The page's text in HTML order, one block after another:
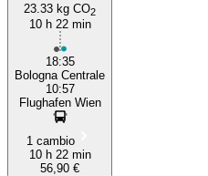
23.33 kg CO2
10 h 22 min
18:35
Bologna Centrale
10:57
Flughafen Wien
1 cambio
10 h 22 min
56,90 €